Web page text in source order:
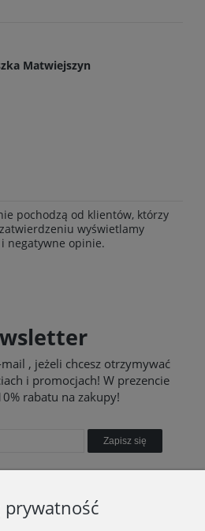
Matwiejszyn
pochodzą od klientów, którzy
wyświetlamy
negatywne opinie.
, jeżeli chcesz otrzymywać
i promocjach! W prezencie
rabatu na zakupy!
Zapisz się
prywatność